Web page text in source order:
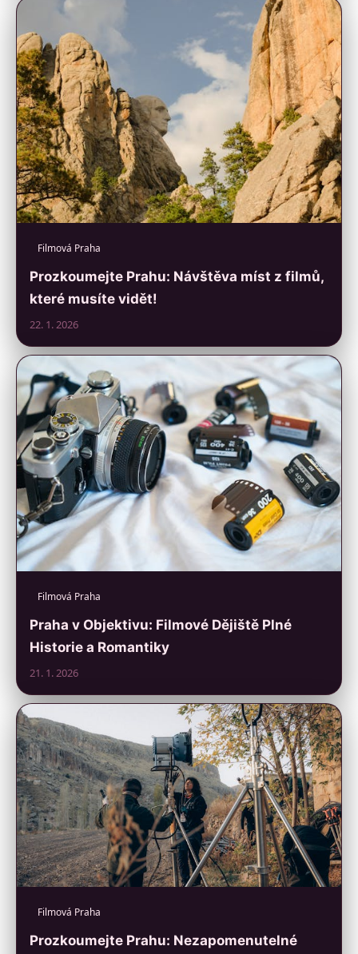
Filmová Praha
Prozkoumejte Prahu: Návštěva míst z filmů,
které musíte vidět!
22. 1. 2026
Filmová Praha
Praha v Objektivu: Filmové Dějiště Plné
Historie a Romantiky
21. 1. 2026
Filmová Praha
Prozkoumejte Prahu: Nezapomenutelné